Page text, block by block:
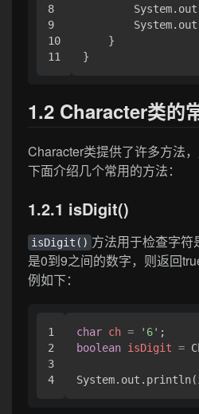
8
9
10
    }
1.2 Character类的
Character类提供了许多方法
下面介绍几个常用的方法：
1.2.1 isDigit()
isDigit() 方法用于检查字符
是0到9之间的数字，则返回
例如下：
1
2
3
char ch = '6'
boolean isDigit =